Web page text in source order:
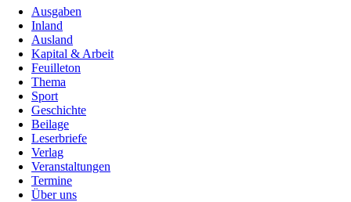
Ausgaben
Inland
Ausland
Kapital & Arbeit
Feuilleton
Thema
Sport
Geschichte
Beilage
Leserbriefe
Verlag
Veranstaltungen
Termine
Über uns